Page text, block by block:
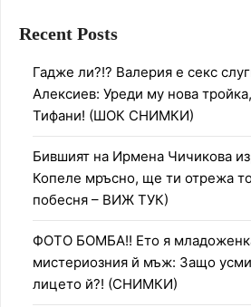
Recent Posts
Гадже ли?!? Валерия е секс
Алексиев: Уреди му нова
Тифани! (ШОК СНИМКИ)
Бившият на Ирмена Чичикова
Копеле мръсно, ще ти отрежа
побесня – ВИЖ ТУК)
ФОТО БОМБА!! Ето я
мистериозния й мъж: Защо
лицето й?! (СНИМКИ)